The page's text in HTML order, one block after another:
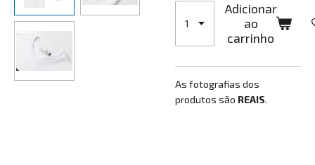
Adicionar
ao
carrinho
As fotografias dos
produtos são REAIS.